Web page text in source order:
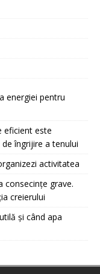
energiei pentru
eficient este
îngrijire a tenului
activitatea
consecințe grave.
creierului
și când apa